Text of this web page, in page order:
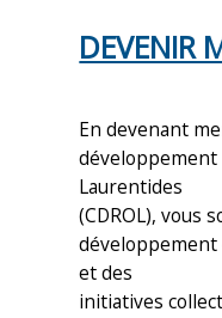
DEVENIR
En devenant
développement
Laurentides
(CDROL), vous
développement
et des
initiatives